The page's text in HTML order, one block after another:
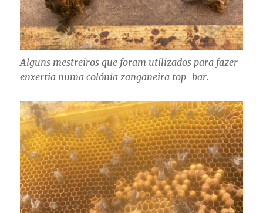
Alguns mestreiros que foram utilizados para fazer
enxertia numa colónia zanganeira top-bar.